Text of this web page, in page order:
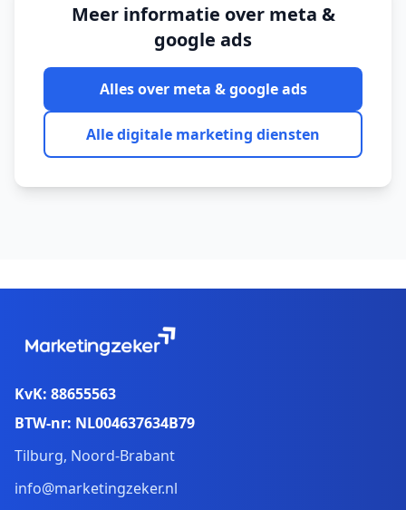
Meer informatie over meta &
google ads
Alles over meta & google ads
Alle digitale marketing diensten
KvK: 88655563
BTW-nr: NL004637634B79
Tilburg, Noord-Brabant
info@marketingzeker.nl